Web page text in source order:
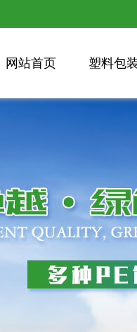
网站首页 塑料包